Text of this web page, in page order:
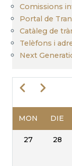
Comissions
Portal de
Catàleg de
Telèfons i
Next
ZurückWeiter
MON DIE
27 28